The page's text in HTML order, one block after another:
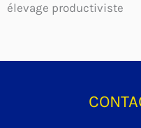
élevage productiviste